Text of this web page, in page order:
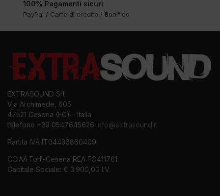
100% Pagamenti sicuri
PayPal / Carte di credito / Bonifico
EXTRASOUND Srl
Via Archimede, 605
47521 Cesena (FC) – Italia
telefono +39 0547645626 info@extrasound.it
Partita IVA IT04436860409
CCIAA Forlì-Cesena REA FO411761
Capitale Sociale: € 3.900,00 I.V.